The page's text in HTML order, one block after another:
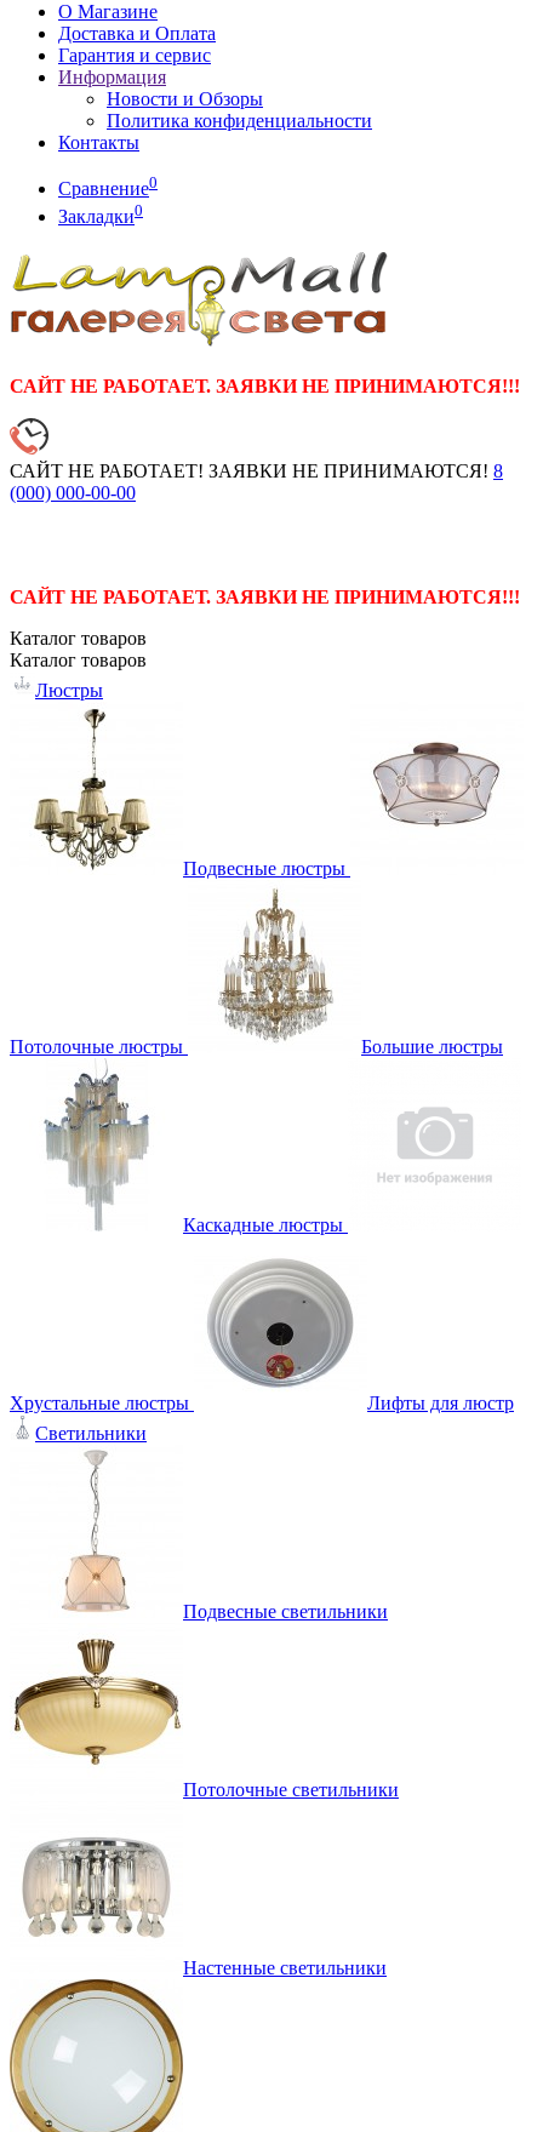
О Магазине
Доставка и Оплата
Гарантия и сервис
Информация
Новости и Обзоры
Политика конфиденциальности
Контакты
Сравнение0
Закладки0
САЙТ НЕ РАБОТАЕТ. ЗАЯВКИ НЕ ПРИНИМАЮТСЯ!!!
САЙТ НЕ РАБОТАЕТ! ЗАЯВКИ НЕ ПРИНИМАЮТСЯ! 8
(000) 000-00-00
САЙТ НЕ РАБОТАЕТ. ЗАЯВКИ НЕ ПРИНИМАЮТСЯ!!!
Каталог товаров
Каталог товаров
Люстры
Подвесные люстры
Потолочные люстры Большие люстры
Каскадные люстры
Хрустальные люстры
Лифты для люстр
Светильники
Подвесные светильники
Потолочные светильники
Настенные светильники